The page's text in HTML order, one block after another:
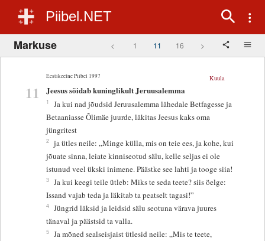
Piibel.NET
Markuse < 1 11 16 >
Eestikeelne Piibel 1997
11
Kuula
Jeesus sõidab kuninglikult Jeruusalemma
1
Ja kui nad jõudsid Jeruusalemma lähedale Betfagesse ja
Betaaniasse Õlimäe juurde, läkitas Jeesus kaks oma
jüngritest
2 ja ütles neile: „Minge külla, mis on teie ees, ja kohe, kui
jõuate sinna, leiate kinniseotud sälu, kelle seljas ei ole
istunud veel ükski inimene. Päästke see lahti ja tooge siia!
3 Ja kui keegi teile ütleb: Miks te seda teete? siis öelge:
Issand vajab teda ja läkitab ta peatselt tagasi!”
4 Jüngrid läksid ja leidsid sälu seotuna värava juures
tänaval ja päästsid ta valla.
5 Ja mõned sealseisjaist ütlesid neile: „Mis te teete,